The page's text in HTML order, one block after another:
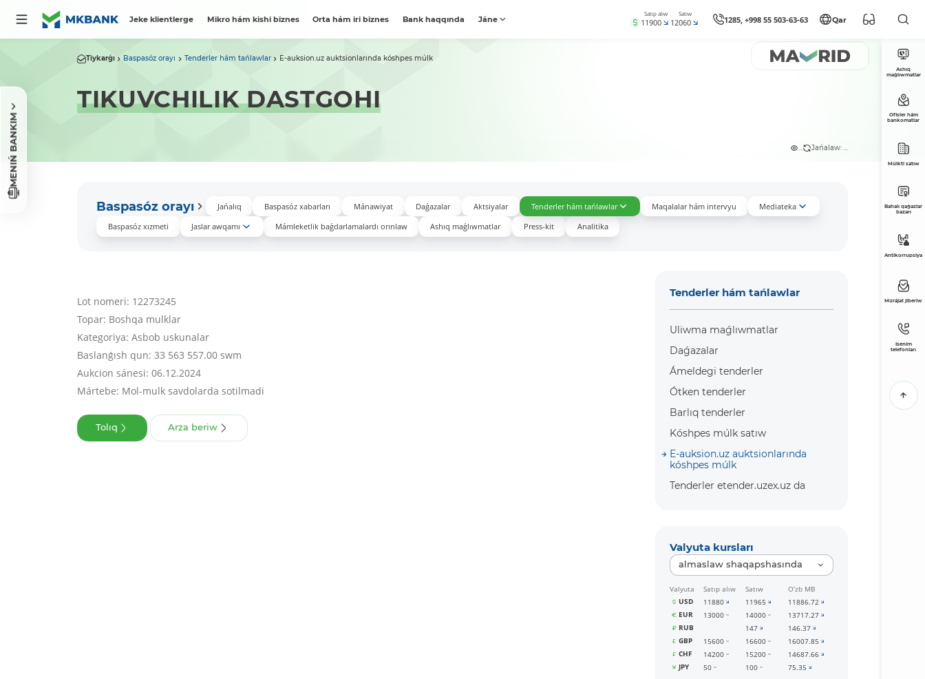
Jeke klientlerge Mikro hám kishi biznes Orta hám iri biznes Bank haqqında Jáne
Satıp alıw
11900
Satıw
12060 1285, +998 55 503-63-63 Qar
MENIŃ BANKIM
Tiykarǵı Baspasóz orayı Tenderler hám tańlawlar E-auksion.uz auktsionlarında kóshpes múlk
TIKUVCHILIK DASTGOHI
... Jańalaw: ...
Baspasóz orayı Jańalıq Baspasóz xabarları Mánawiyat Daǵazalar Aktsiyalar Tenderler hám tańlawlar Maqalalar hám intervyu
Mediateka
Baspasóz xızmeti
Jaslar awqamı Mámleketlik baǵdarlamalardı orınlaw Ashıq maǵlıwmatlar Press-kit Analitika
Lot nomeri: 12273245
Topar: Boshqa mulklar
Kategoriya: Asbob uskunalar
Baslanǵısh qun: 33 563 557.00 swm
Aukcion sánesi: 06.12.2024
Mártebe: Mol-mulk savdolarda sotilmadi
Tolıq Arza beriw
Tenderler hám tańlawlar
Uliwma maǵlıwmatlar
Daǵazalar
Ámeldegi tenderler
Ótken tenderler
Barlıq tenderler
Kóshpes múlk satıw
E-auksion.uz auktsionlarında
kóshpes múlk
Tenderler etender.uzex.uz da
Valyuta kursları
almaslaw shaqapshasında
Valyuta Satıp alıw Satıw
O‘zb MB
USD
11880 11965
11886.72
EUR
13000 14000
13717.27
RUB
147
146.37
GBP
15600 16600
16007.85
CHF
14200 15200
14687.66
JPY
50 100 75.35
Ashıq
maǵlıwmatlar
Ofisler hám
bankomatlar
Múlkti satıw
Bahalı qaǵazlar
bazarı
Antikorrupsiya
Múrájat jiberiw
Isenim
telefonları